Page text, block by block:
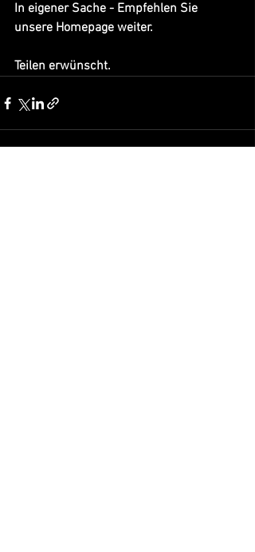
In eigener Sache - Empfehlen Sie
unsere Homepage weiter.
Teilen erwünscht.